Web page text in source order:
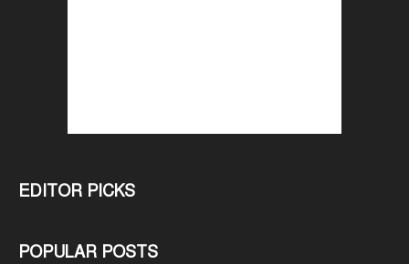
EDITOR PICKS
POPULAR POSTS